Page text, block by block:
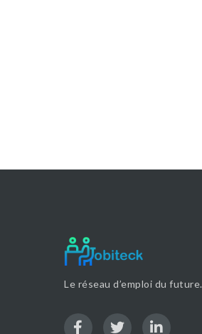
Le réseau d’emploi du future.